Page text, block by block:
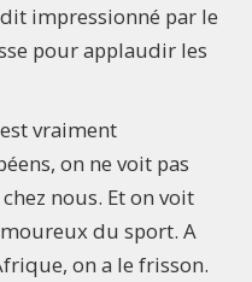
dit impressionné par le
pour applaudir les
vraiment
on ne voit pas
nous. Et on voit
du sport. A
on a le frisson.